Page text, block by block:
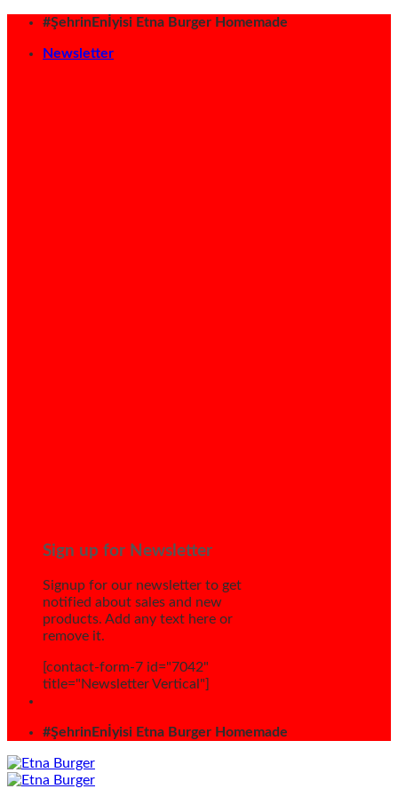
İçeriğe#ŞehrinEnİyisi Etna Burger Homemade
Newsletter
Sign up for Newsletter
Signup for our newsletter to get
notified about sales and new
products. Add any text here or
remove it.
[contact-form-7 id="7042"
title="Newsletter Vertical"]
#ŞehrinEnİyisi Etna Burger Homemade